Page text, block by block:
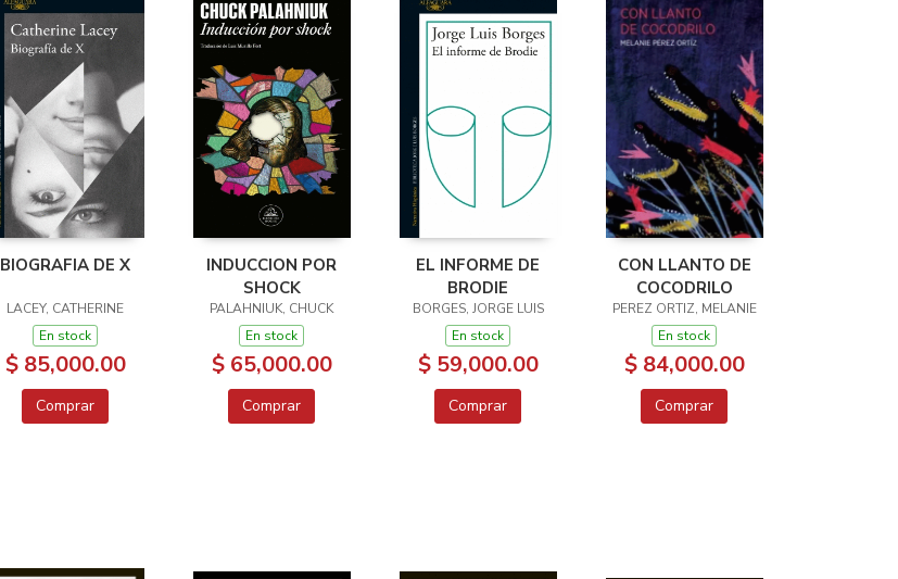
BIOGRAFIA DE X
LACEY, CATHERINE
En stock
$ 85,000.00
Comprar
INDUCCION POR
SHOCK
PALAHNIUK, CHUCK
En stock
$ 65,000.00
Comprar
EL INFORME DE
BRODIE
BORGES, JORGE LUIS
En stock
$ 59,000.00
Comprar
CON LLANTO DE
COCODRILO
PEREZ ORTIZ, MELANIE
En stock
$ 84,000.00
Comprar